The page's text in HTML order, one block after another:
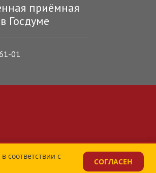
приёмная
Госдуме
01
соответствии с
СОГЛАСЕН